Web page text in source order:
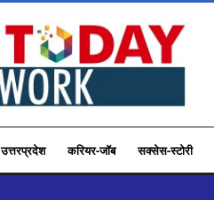
उत्तरप्रदेश करियर-जॉब सक्सेस-स्टोरी